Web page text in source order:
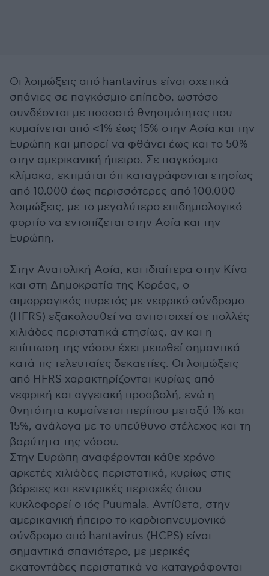
Οι λοιμώξεις από hantavirus είναι σχετικά
σπάνιες σε παγκόσμιο επίπεδο, ωστόσο
συνδέονται με ποσοστό θνησιμότητας που
κυμαίνεται από <1% έως 15% στην Ασία και την
Ευρώπη και μπορεί να φθάνει έως και το 50%
στην αμερικανική ήπειρο. Σε παγκόσμια
κλίμακα, εκτιμάται ότι καταγράφονται ετησίως
από 10.000 έως περισσότερες από 100.000
λοιμώξεις, με το μεγαλύτερο επιδημιολογικό
φορτίο να εντοπίζεται στην Ασία και την
Ευρώπη.
Στην Ανατολική Ασία, και ιδιαίτερα στην Κίνα
και στη Δημοκρατία της Κορέας, ο
αιμορραγικός πυρετός με νεφρικό σύνδρομο
(HFRS) εξακολουθεί να αντιστοιχεί σε πολλές
χιλιάδες περιστατικά ετησίως, αν και η
επίπτωση της νόσου έχει μειωθεί σημαντικά
κατά τις τελευταίες δεκαετίες. Οι λοιμώξεις
από HFRS χαρακτηρίζονται κυρίως από
νεφρική και αγγειακή προσβολή, ενώ η
θνητότητα κυμαίνεται περίπου μεταξύ 1% και
15%, ανάλογα με το υπεύθυνο στέλεχος και τη
βαρύτητα της νόσου.
Στην Ευρώπη αναφέρονται κάθε χρόνο
αρκετές χιλιάδες περιστατικά, κυρίως στις
βόρειες και κεντρικές περιοχές όπου
κυκλοφορεί ο ιός Puumala. Αντίθετα, στην
αμερικανική ήπειρο το καρδιοπνευμονικό
σύνδρομο από hantavirus (HCPS) είναι
σημαντικά σπανιότερο, με μερικές
εκατοντάδες περιστατικά να καταγράφονται